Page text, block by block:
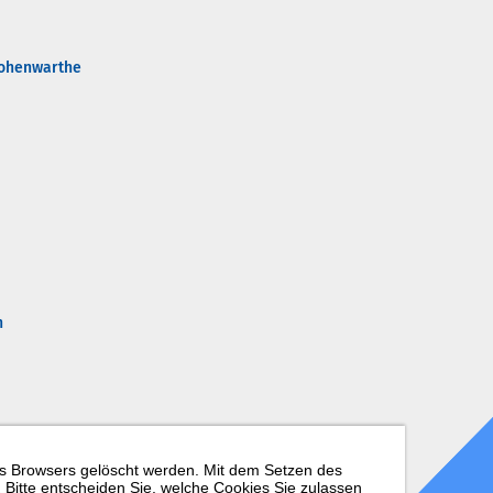
gelöscht werden. Mit dem Setzen des
entscheiden Sie, welche Cookies Sie zulassen